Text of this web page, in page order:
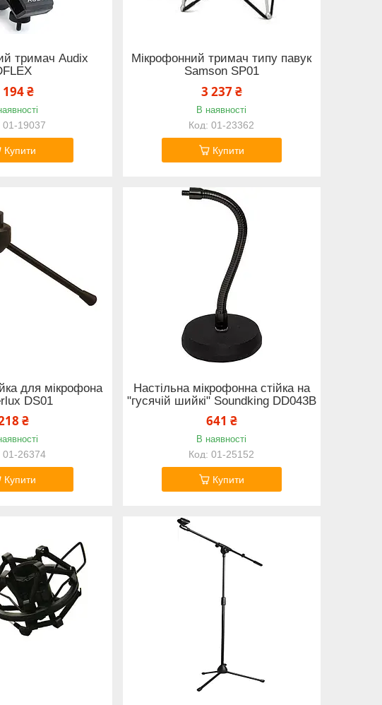
тримач Audix
194 ₴
01-19037
Купити
Мікрофонний тримач типу павук
Samson SP01
3 237 ₴
В наявності
01-23362
Купити
для мікрофона
DS01
₴
01-26374
Купити
Настільна мікрофонна стійка на
"гусячій шийкі" Soundking DD043B
641 ₴
В наявності
01-25152
Купити